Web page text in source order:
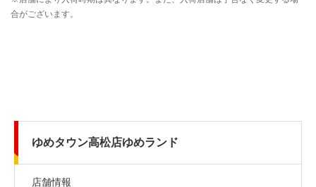
ゆめタウン高松店ゆめランド
店舗情報